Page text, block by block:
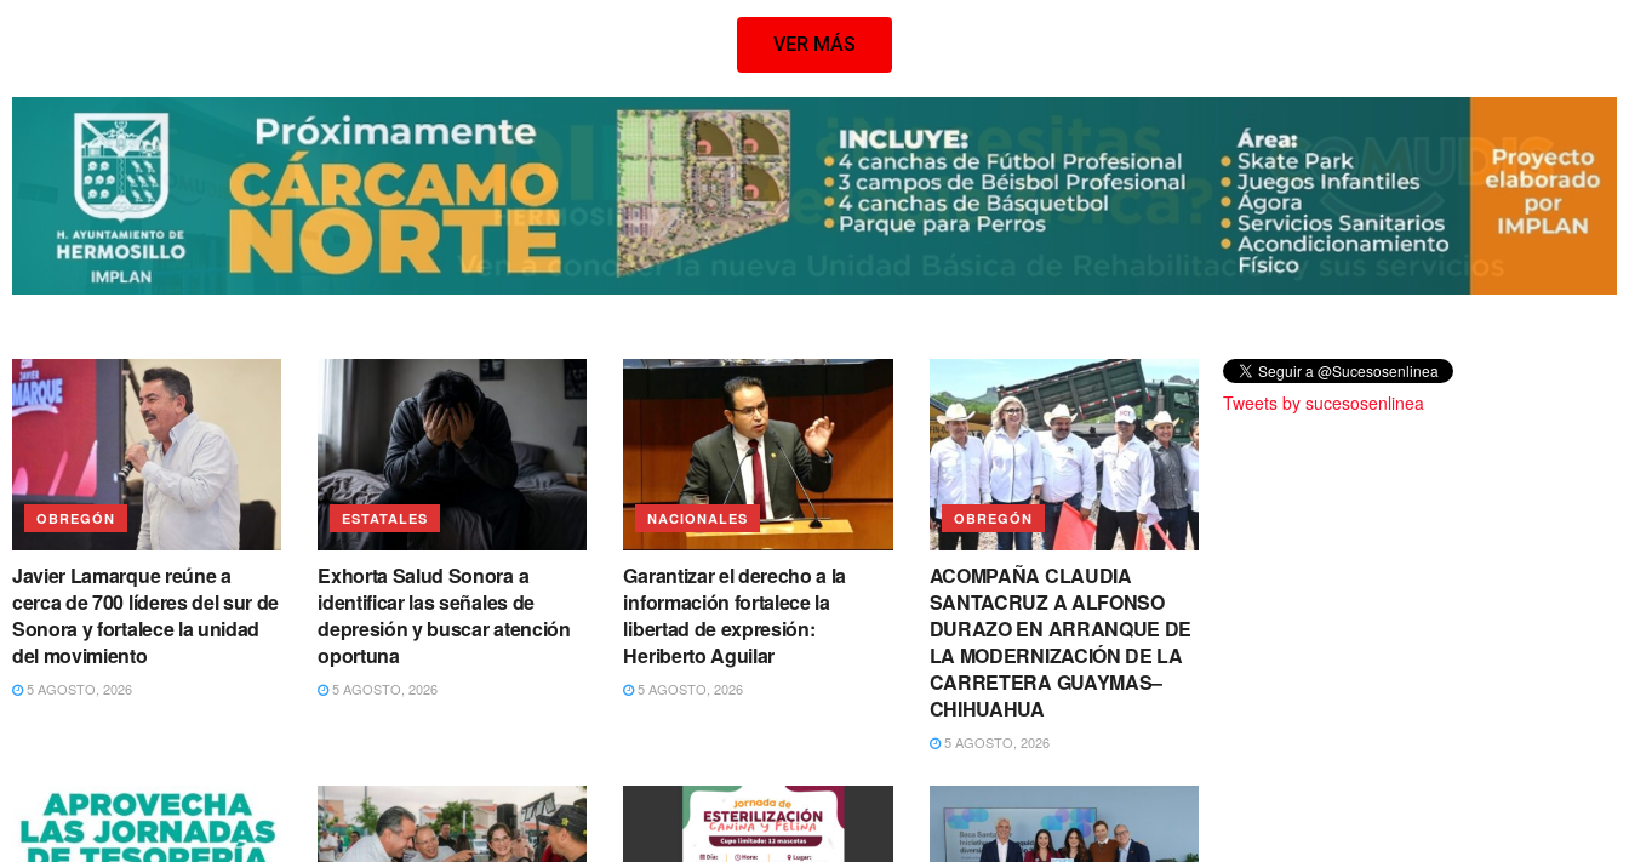
VER MÁS
OBREGÓN
Javier Lamarque reúne a
cerca de 700 líderes del sur de
Sonora y fortalece la unidad
del movimiento
5 AGOSTO, 2026
ESTATALES
Exhorta Salud Sonora a
identificar las señales de
depresión y buscar atención
oportuna
5 AGOSTO, 2026
NACIONALES
Garantizar el derecho a la
información fortalece la
libertad de expresión:
Heriberto Aguilar
5 AGOSTO, 2026
OBREGÓN
ACOMPAÑA CLAUDIA
SANTACRUZ A ALFONSO
DURAZO EN ARRANQUE DE
LA MODERNIZACIÓN DE LA
CARRETERA GUAYMAS–
CHIHUAHUA
5 AGOSTO, 2026
Tweets by sucesosenlinea